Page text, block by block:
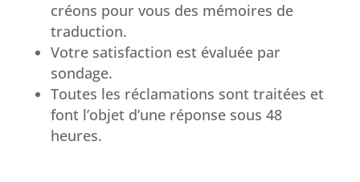
créons pour vous des mémoires de
traduction.
Votre satisfaction est évaluée par
sondage.
Toutes les réclamations sont traitées et
font l’objet d’une réponse sous 48
heures.